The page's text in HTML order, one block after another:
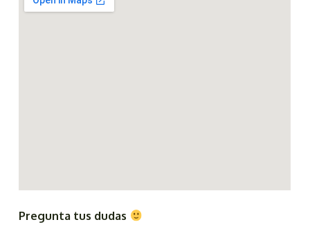
Pregunta tus dudas